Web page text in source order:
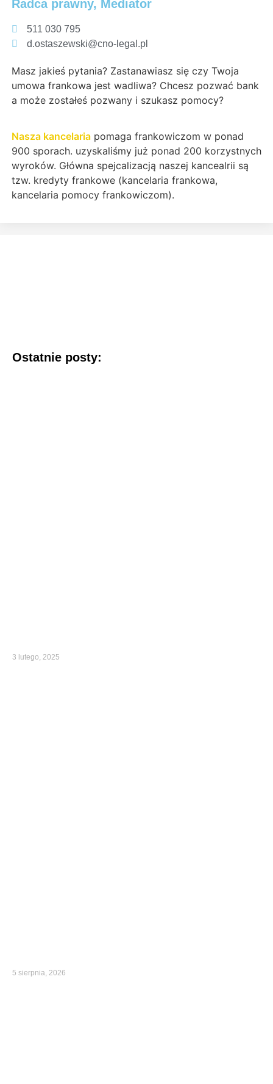
Radca prawny, Mediator
511 030 795
d.ostaszewski@cno-legal.pl
Masz jakieś pytania? Zastanawiasz się czy Twoja
umowa frankowa jest wadliwa? Chcesz pozwać bank
a może zostałeś pozwany i szukasz pomocy?
Nasza kancelariapomaga frankowiczom w ponad
900 sporach. uzyskaliśmy już ponad 200 korzystnych
wyroków. Główna spejcalizacją naszej kancealrii są
tzw. kredyty frankowe (kancelaria frankowa,
kancelaria pomocy frankowiczom).
Ostatnie posty:
3 lutego, 2025
5 sierpnia, 2026